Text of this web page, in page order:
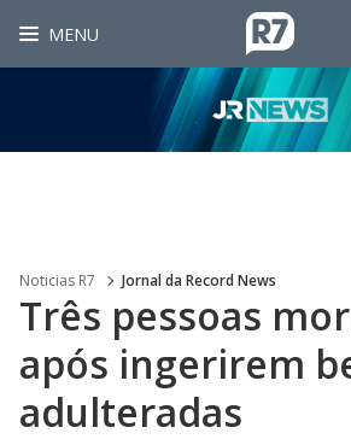
MENU
Noticias R7 Jornal da Record News
Três pessoas
após ingerirem
adulteradas